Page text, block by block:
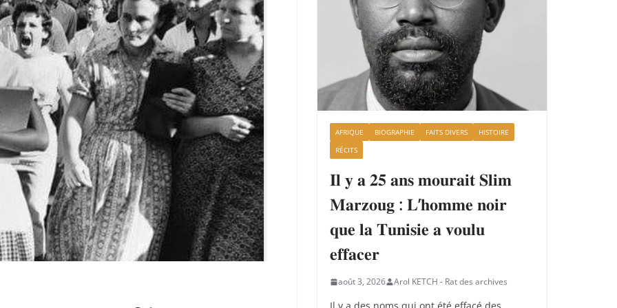
AFRIQUE BIOGRAPHIE FAITS DIVERS
HISTOIRE
RÉCITS
𝐈𝐥 𝐲 𝐚 𝟐𝟓 𝐚𝐧𝐬 𝐦𝐨𝐮𝐫𝐚𝐢𝐭 𝐒𝐥𝐢𝐦
𝐌𝐚𝐫𝐳𝐨𝐮𝐠 : 𝐋’𝐡𝐨𝐦𝐦𝐞 𝐧𝐨𝐢𝐫
𝐪𝐮𝐞 𝐥𝐚 𝐓𝐮𝐧𝐢𝐬𝐢𝐞 𝐚 𝐯𝐨𝐮𝐥𝐮
𝐞𝐟𝐟𝐚𝐜𝐞𝐫
août 3, 2026 Arol KETCH - Rat des archives